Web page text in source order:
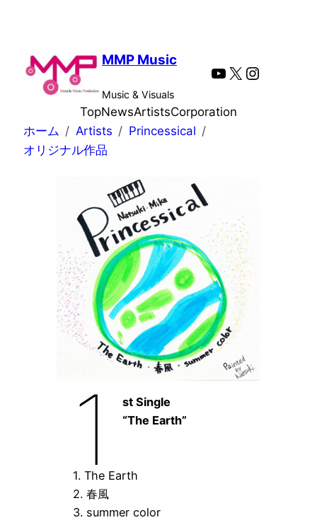
MMP Music
Music & Visuals
YouTube
X
TopNewsArtistsCorporation
ホーム
Artists
Princessical
オリジナル作品
1
st Single
“The Earth”
1. The Earth
2. 春風
3. summer color